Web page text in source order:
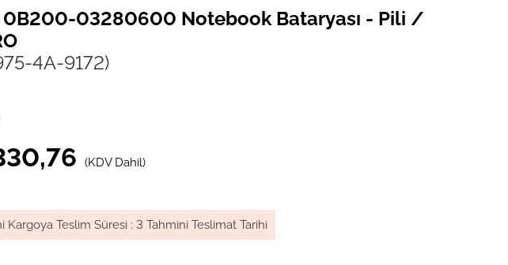
0B200-03280600 Notebook Bataryası - Pili /
4A-9172)
(KDV Dahil)
Kargoya Teslim Süresi : 3 Tahmini Teslimat Tarihi